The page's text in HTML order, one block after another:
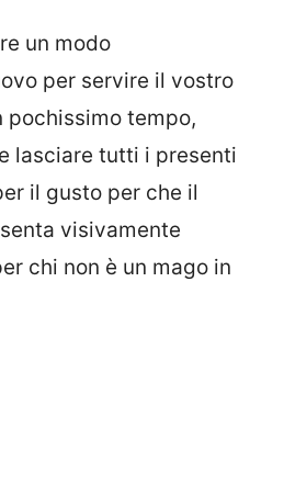
un modo
per servire il vostro
pochissimo tempo,
e lasciare tutti i presenti
il gusto per che il
visivamente
chi non è un mago in